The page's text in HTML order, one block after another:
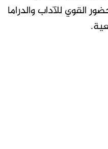
القوي للآداب والدراما